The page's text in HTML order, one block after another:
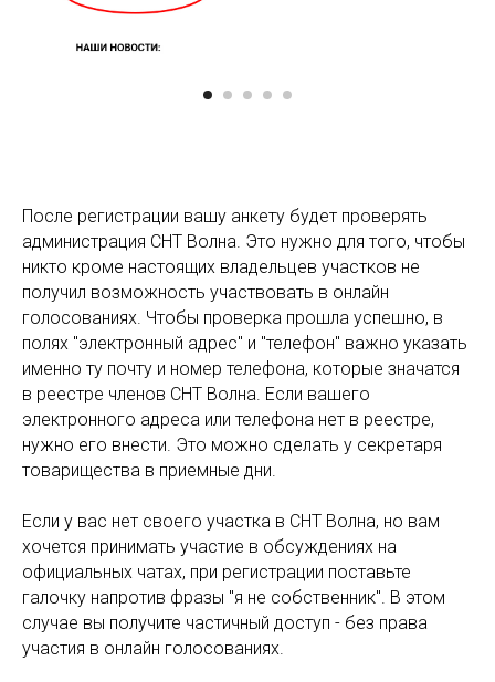
После регистрации вашу анкету будет проверять
администрация СНТ Волна. Это нужно для того, чтобы
никто кроме настоящих владельцев участков не
получил возможность участвовать в онлайн
голосованиях. Чтобы проверка прошла успешно, в
полях "электронный адрес" и "телефон" важно указать
именно ту почту и номер телефона, которые значатся
в реестре членов СНТ Волна. Если вашего
электронного адреса или телефона нет в реестре,
нужно его внести. Это можно сделать у секретаря
товарищества в приемные дни.
Если у вас нет своего участка в СНТ Волна, но вам
хочется принимать участие в обсуждениях на
официальных чатах, при регистрации поставьте
галочку напротив фразы "я не собственник". В этом
случае вы получите частичный доступ - без права
участия в онлайн голосованиях.